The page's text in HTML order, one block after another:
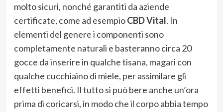
molto sicuri, nonché garantiti da aziende
certificate, come ad esempioCBD Vital. In
elementi del genere i componenti sono
completamente naturali e basteranno circa 20
gocce da inserire in qualche tisana, magari con
qualche cucchiaino di miele, per assimilare gli
effetti benefici. Il tutto si può bere anche un’ora
prima di coricarsi, in modo che il corpo abbia tempo